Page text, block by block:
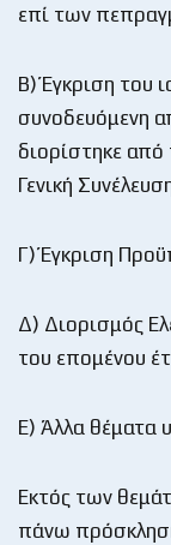
επί των
Β) Έγκριση του
συνοδευόμενη
διορίστηκε από
Γενική
Γ) Έγκριση
Δ) Διορισμός
του επομένου
Ε) Άλλα θέματα
Εκτός των
πάνω πρόσκληση